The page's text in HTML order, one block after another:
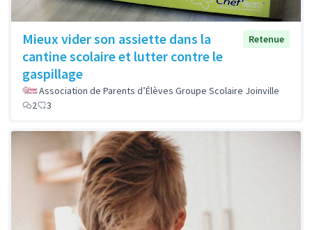
Mieux vider son assiette dans la
cantine scolaire et lutter contre le
gaspillage
Retenue
Association de Parents d’Élèves Groupe Scolaire Joinville
2
3